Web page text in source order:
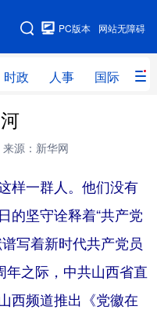
网站无障碍
PC版本
时政 人事 国际 财
时政
网评
全球连线 教育
量子 体育
健康 军事
图片 政务
来源：新华网
样一群人。他们没有
的坚守诠释着“共产党
写着新时代共产党员
年之际，中共山西省直
西频道推出《党徽在